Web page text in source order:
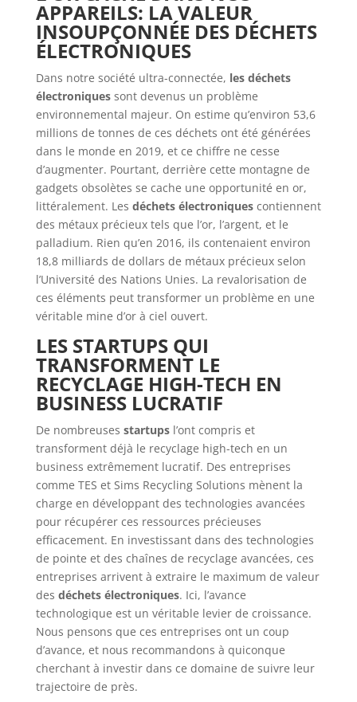
APPAREILS: LA VALEUR
INSOUPÇONNÉE DES DÉCHETS
ÉLECTRONIQUES
Dans notre société ultra-connectée, les déchets
électroniquessont devenus un problème
environnemental majeur. On estime qu’environ 53,6
millions de tonnes de ces déchets ont été générées
dans le monde en 2019, et ce chiffre ne cesse
d’augmenter. Pourtant, derrière cette montagne de
gadgets obsolètes se cache une opportunité en or,
littéralement. Les déchets électroniquescontiennent
des métaux précieux tels que l’or, l’argent, et le
palladium. Rien qu’en 2016, ils contenaient environ
18,8 milliards de dollars de métaux précieux selon
l’Université des Nations Unies. La revalorisation de
ces éléments peut transformer un problème en une
véritable mine d’or à ciel ouvert.
LES STARTUPS QUI
TRANSFORMENT LE
RECYCLAGE HIGH-TECH EN
BUSINESS LUCRATIF
De nombreuses startupsl’ont compris et
transforment déjà le recyclage high-tech en un
business extrêmement lucratif. Des entreprises
comme TES et Sims Recycling Solutions mènent la
charge en développant des technologies avancées
pour récupérer ces ressources précieuses
efficacement. En investissant dans des technologies
de pointe et des chaînes de recyclage avancées, ces
entreprises arrivent à extraire le maximum de valeur
des déchets électroniques. Ici, l’avance
technologique est un véritable levier de croissance.
Nous pensons que ces entreprises ont un coup
d’avance, et nous recommandons à quiconque
cherchant à investir dans ce domaine de suivre leur
trajectoire de près.